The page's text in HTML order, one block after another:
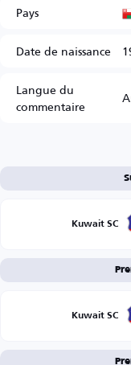
Pays
Date de naissance
Langue du
commentaire
Kuwait SC
Kuwait SC